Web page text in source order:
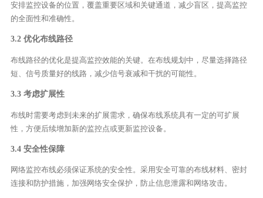
安排监控设备的位置，覆盖重要区域和关键通道，减少盲区，提高监控
的全面性和准确性。
3.2 优化布线路径
布线路径的优化是提高监控效能的关键。在布线规划中，尽量选择路径
短、信号质量好的线路，减少信号衰减和干扰的可能性。
3.3 考虑扩展性
布线时需要考虑到未来的扩展需求，确保布线系统具有一定的可扩展
性，方便后续增加新的监控点或更新监控设备。
3.4 安全性保障
网络监控布线必须保证系统的安全性。采用安全可靠的布线材料、密封
连接和防护措施，加强网络安全保护，防止信息泄露和网络攻击。